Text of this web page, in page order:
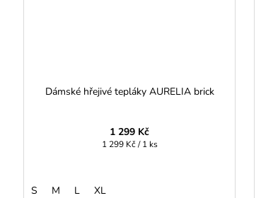
Dámské hřejivé tepláky AURELIA brick
1 299 Kč
Měrná
1 299 Kč / 1 ks
S M L XL